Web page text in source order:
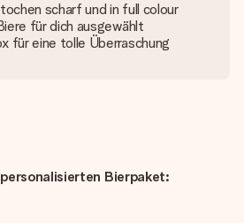
scharf und in full colour
für dich ausgewählt
für eine tolle Überraschung
Bierpaket: